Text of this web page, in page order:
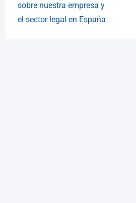
sobre nuestra empresa y
el sector legal en España